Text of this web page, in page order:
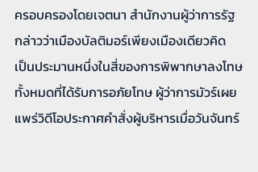
ครอบครองโดยเจตนา สำนักงานผู้ว่าการรัฐ
กล่าวว่าเมืองบัลติมอร์เพียงเมืองเดียวคิด
เป็นประมานหนึ่งในสี่ของการพิพากษาลงโทษ
ทั้งหมดที่ได้รับการอภัยโทษ ผู้ว่าการมัวร์เผย
แพร่วิดีโอประกาศคำสั่งผู้บริหารเมื่อวันจันทร์